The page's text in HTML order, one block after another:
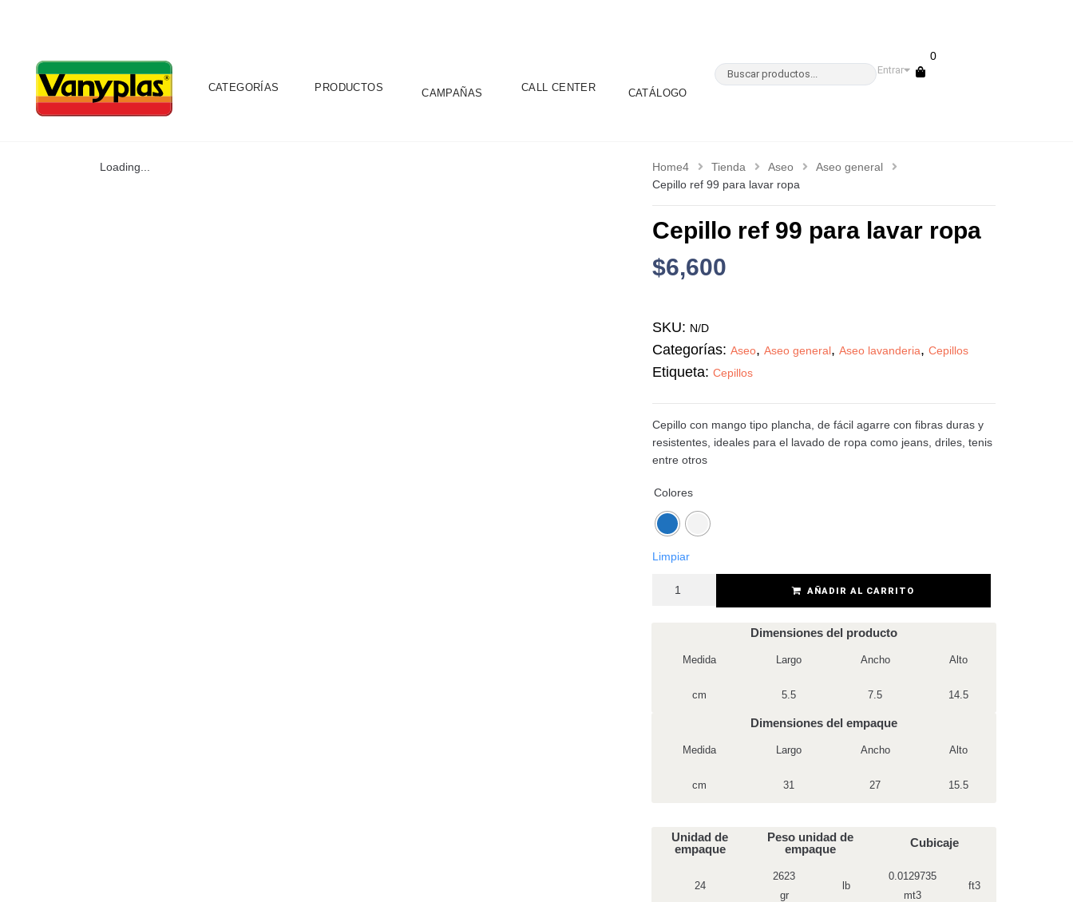
CATEGORÍAS PRODUCTOS CAMPAÑAS CALL CENTER CATÁLOGO
Entrar
0
Loading... Home4 Tienda Aseo
Aseo general
Cepillo ref 99 para lavar ropa
Cepillo ref 99 para lavar ropa
$6,600
SKU: N/D
Categorías: Aseo, Aseo general, Aseo lavanderia, Cepillos
Etiqueta: Cepillos
Cepillo con mango tipo plancha, de fácil agarre con fibras duras y
resistentes, ideales para el lavado de ropa como jeans, driles, tenis
entre otros
Colores
Limpiar
AÑADIR AL CARRITO
Dimensiones del producto
Medida Largo Ancho Alto
cm 5.5 7.5 14.5
Dimensiones del empaque
Medida Largo Ancho Alto
cm 31 27 15.5
Unidad de
empaque
Peso unidad de
empaque
Cubicaje
24
2623
gr
lb
0.0129735
mt3
ft3